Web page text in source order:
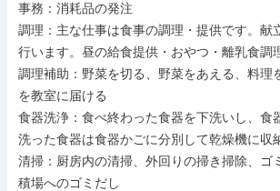
事務：消耗品の発注
調理：主な仕事は食事の調理・提供です。献
行います。昼の給食提供・おやつ・離乳食調
調理補助：野菜を切る、野菜をあえる、料理
を教室に届ける
食器洗浄：食べ終わった食器を下洗いし、食
洗った食器は食器かごに分別して乾燥機に収
清掃：厨房内の清掃、外回りの掃き掃除、ゴ
積場へのゴミだし